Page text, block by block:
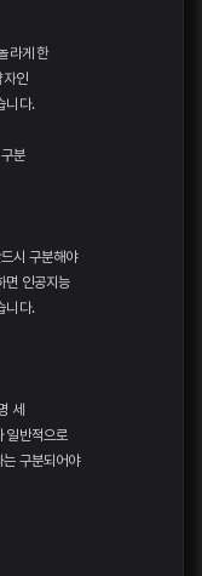
라게 한
자인
니다.
분
시 구분해야
면 인공지능
니다.
세
일반적으로
는 구분되어야